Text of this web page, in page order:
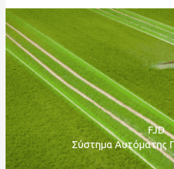
FJD
Σύστημα Αυτόματης